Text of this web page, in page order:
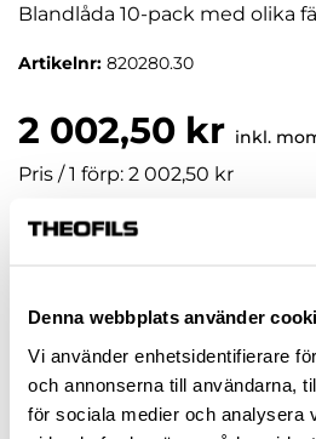
Denna webbplats använder
Vi använder enhetsidentifierare
och annonserna till användarna,
för sociala medier och analysera
Blandlåda 10-pack med olika
Artikelnr: 820280.30
2 002,50 kr inkl.
Pris / 1 förp: 2 002,50 kr
förp
Jönköping huvudlager
Jönköping butik